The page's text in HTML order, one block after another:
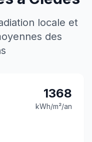
locale et
des
1368
kWh/m²/an